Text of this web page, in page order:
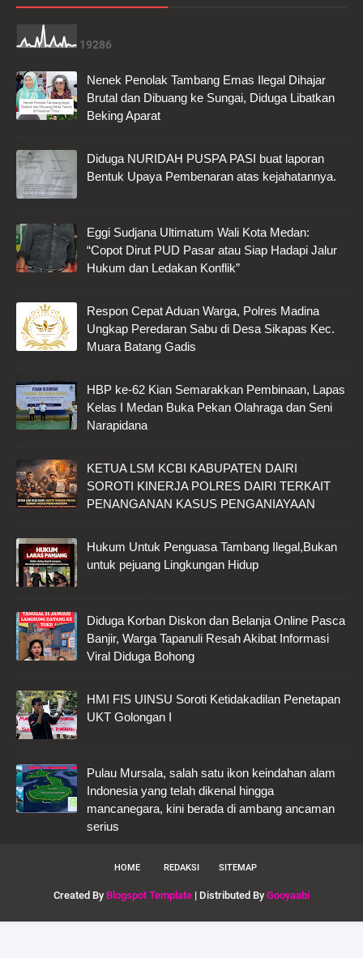
19286
Nenek Penolak Tambang Emas Ilegal Dihajar
Brutal dan Dibuang ke Sungai, Diduga Libatkan
Beking Aparat
Diduga NURIDAH PUSPA PASI buat laporan
Bentuk Upaya Pembenaran atas kejahatannya.
Eggi Sudjana Ultimatum Wali Kota Medan:
“Copot Dirut PUD Pasar atau Siap Hadapi Jalur
Hukum dan Ledakan Konflik”
Respon Cepat Aduan Warga, Polres Madina
Ungkap Peredaran Sabu di Desa Sikapas Kec.
Muara Batang Gadis
HBP ke-62 Kian Semarakkan Pembinaan, Lapas
Kelas I Medan Buka Pekan Olahraga dan Seni
Narapidana
KETUA LSM KCBI KABUPATEN DAIRI
SOROTI KINERJA POLRES DAIRI TERKAIT
PENANGANAN KASUS PENGANIAYAAN
Hukum Untuk Penguasa Tambang Ilegal,Bukan
untuk pejuang Lingkungan Hidup
Diduga Korban Diskon dan Belanja Online Pasca
Banjir, Warga Tapanuli Resah Akibat Informasi
Viral Diduga Bohong
HMI FIS UINSU Soroti Ketidakadilan Penetapan
UKT Golongan I
Pulau Mursala, salah satu ikon keindahan alam
Indonesia yang telah dikenal hingga
mancanegara, kini berada di ambang ancaman
serius
HOME REDAKSI SITEMAP
Created By Blogspot Template | Distributed By Gooyaabi